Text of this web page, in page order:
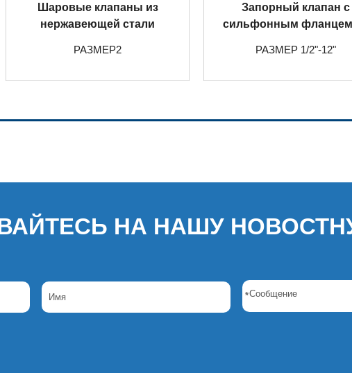
Шаровые клапаны из
нержавеющей стали
РАЗМЕР2
Запорный клапан с
сильфонным
РАЗМЕР 1/2"-12"
НА НАШУ
*